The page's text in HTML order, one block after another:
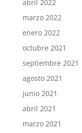
abril 2022
marzo 2022
enero 2022
octubre 2021
septiembre 2021
agosto 2021
junio 2021
abril 2021
marzo 2021